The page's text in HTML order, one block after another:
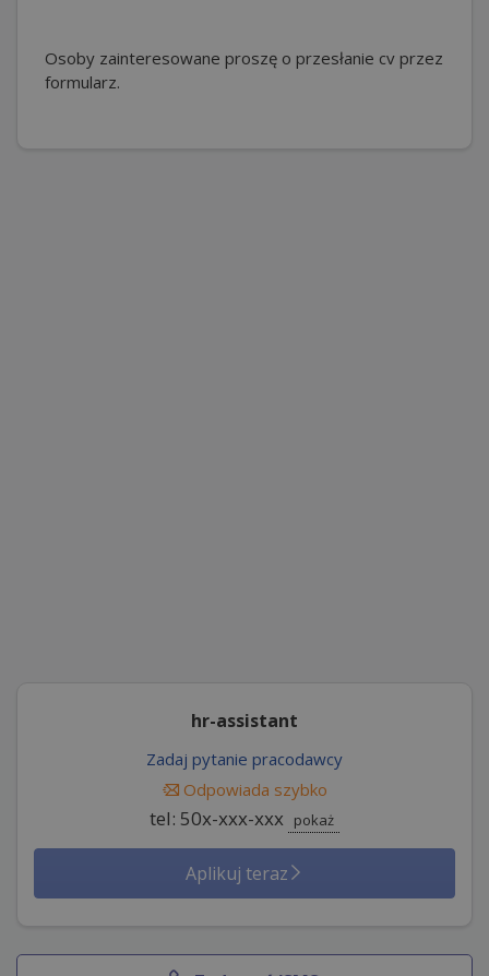
Osoby zainteresowane proszę o przesłanie cv przez
formularz.
hr-assistant
Zadaj pytanie pracodawcy
Odpowiada szybko
tel: 50x-xxx-xxx pokaż
Aplikuj teraz